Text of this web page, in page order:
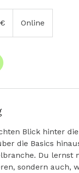
Online
Blick hinter
die Basics
Du lernst
sondern auch,